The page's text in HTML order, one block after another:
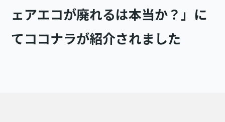
ェアエコが廃れるは本当か？」に
てココナラが紹介されました